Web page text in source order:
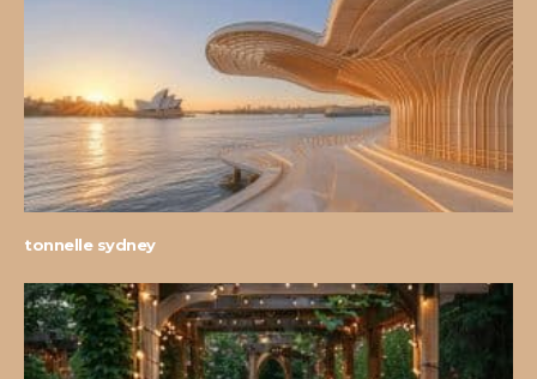
tonnelle sydney